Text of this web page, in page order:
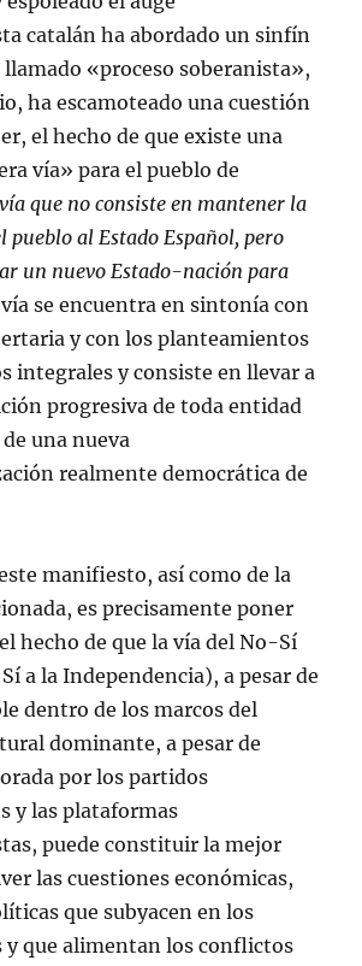
catalán ha abordado un sinfín
llamado «proceso soberanista»,
ha escamoteado una cuestión
el hecho de que existe una
vía» para el pueblo de
que no consiste en mantener la
pueblo al Estado Español, pero
un nuevo Estado-nación para
vía se encuentra en sintonía con
y con los planteamientos
integrales y consiste en llevar a
progresiva de toda entidad
una nueva
realmente democrática de
manifiesto, así como de la
es precisamente poner
hecho de que la vía del No-Sí
a la Independencia), a pesar de
dentro de los marcos del
dominante, a pesar de
por los partidos
y las plataformas
puede constituir la mejor
las cuestiones económicas,
que subyacen en los
y que alimentan los conflictos